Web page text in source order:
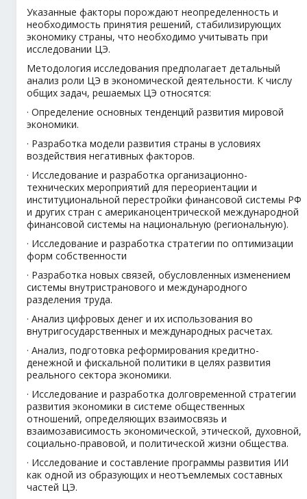
Указанные факторы порождают неопределенность и
необходимость принятия решений, стабилизирующих
экономику страны, что необходимо учитывать при
исследовании ЦЭ.
Методология исследования предполагает детальный
анализ роли ЦЭ в экономической деятельности. К числу
общих задач, решаемых ЦЭ относятся:
· Определение основных тенденций развития мировой
экономики.
· Разработка модели развития страны в условиях
воздействия негативных факторов.
· Исследование и разработка организационно-
технических мероприятий для переориентации и
институциональной перестройки финансовой системы РФ
и других стран с американоцентрической международной
финансовой системы на национальную (региональную).
· Исследование и разработка стратегии по оптимизации
форм собственности
· Разработка новых связей, обусловленных изменением
системы внутристранового и международного
разделения труда.
· Анализ цифровых денег и их использования во
внутригосударственных и международных расчетах.
· Анализ, подготовка реформирования кредитно-
денежной и фискальной политики в целях развития
реального сектора экономики.
· Исследование и разработка долговременной стратегии
развития экономики в системе общественных
отношений, определяющих взаимосвязь и
взаимозависимость экономической, этической, духовной,
социально-правовой, и политической жизни общества.
· Исследование и составление программы развития ИИ
как одной из образующих и неотъемлемых составных
частей ЦЭ.